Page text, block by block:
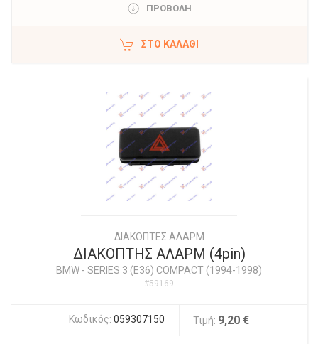
ΠΡΟΒΟΛΗ
ΣΤΟ ΚΑΛΆΘΙ
ΔΙΑΚΟΠΤΕΣ ΑΛΑΡΜ
ΔΙΑΚΟΠΤΗΣ ΑΛΑΡΜ (4pin)
BMW - SERIES 3 (E36) COMPACT (1994-1998)
#59169
Κωδικός: 059307150 Τιμή: 9,20 €